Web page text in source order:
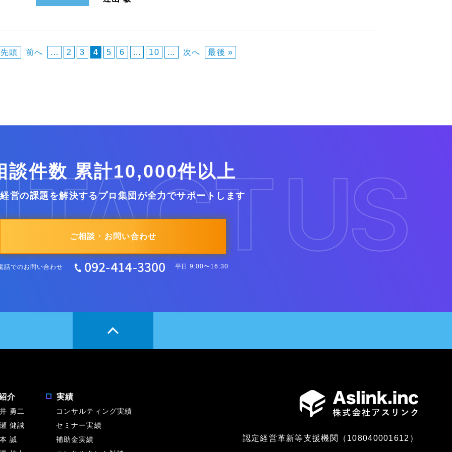
頭 前へ ... 2 3 4 5 6 ... 10 ... 次へ 最後 »
談件数 累計10,000件以上
営の課題を解決するプロ集団が全力でサポートします
ご相談・お問い合わせ
話でのお問い合わせ 平日 9:00〜16:30
介
勇二
健誠
誠
実績
コンサルティング実績
セミナー実績
補助金実績
認定経営革新等支援機関（108040001612）